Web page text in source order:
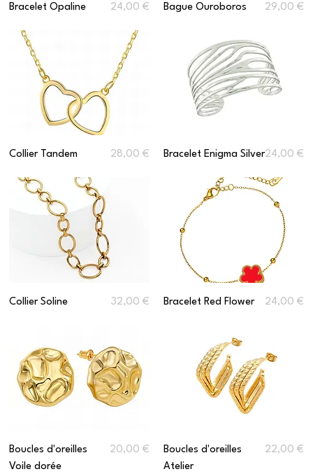
Bracelet Opaline Prix
24,00 € Bague Ouroboros Prix
29,00 €
Collier Tandem Prix
28,00 € Bracelet Enigma SilverPrix
24,00 €
Collier Soline Prix
32,00 € Bracelet Red Flower Prix
24,00 €
Boucles d'oreilles
Voile dorée
Prix
20,00 €
Boucles d'oreilles
Atelier
Prix
22,00 €